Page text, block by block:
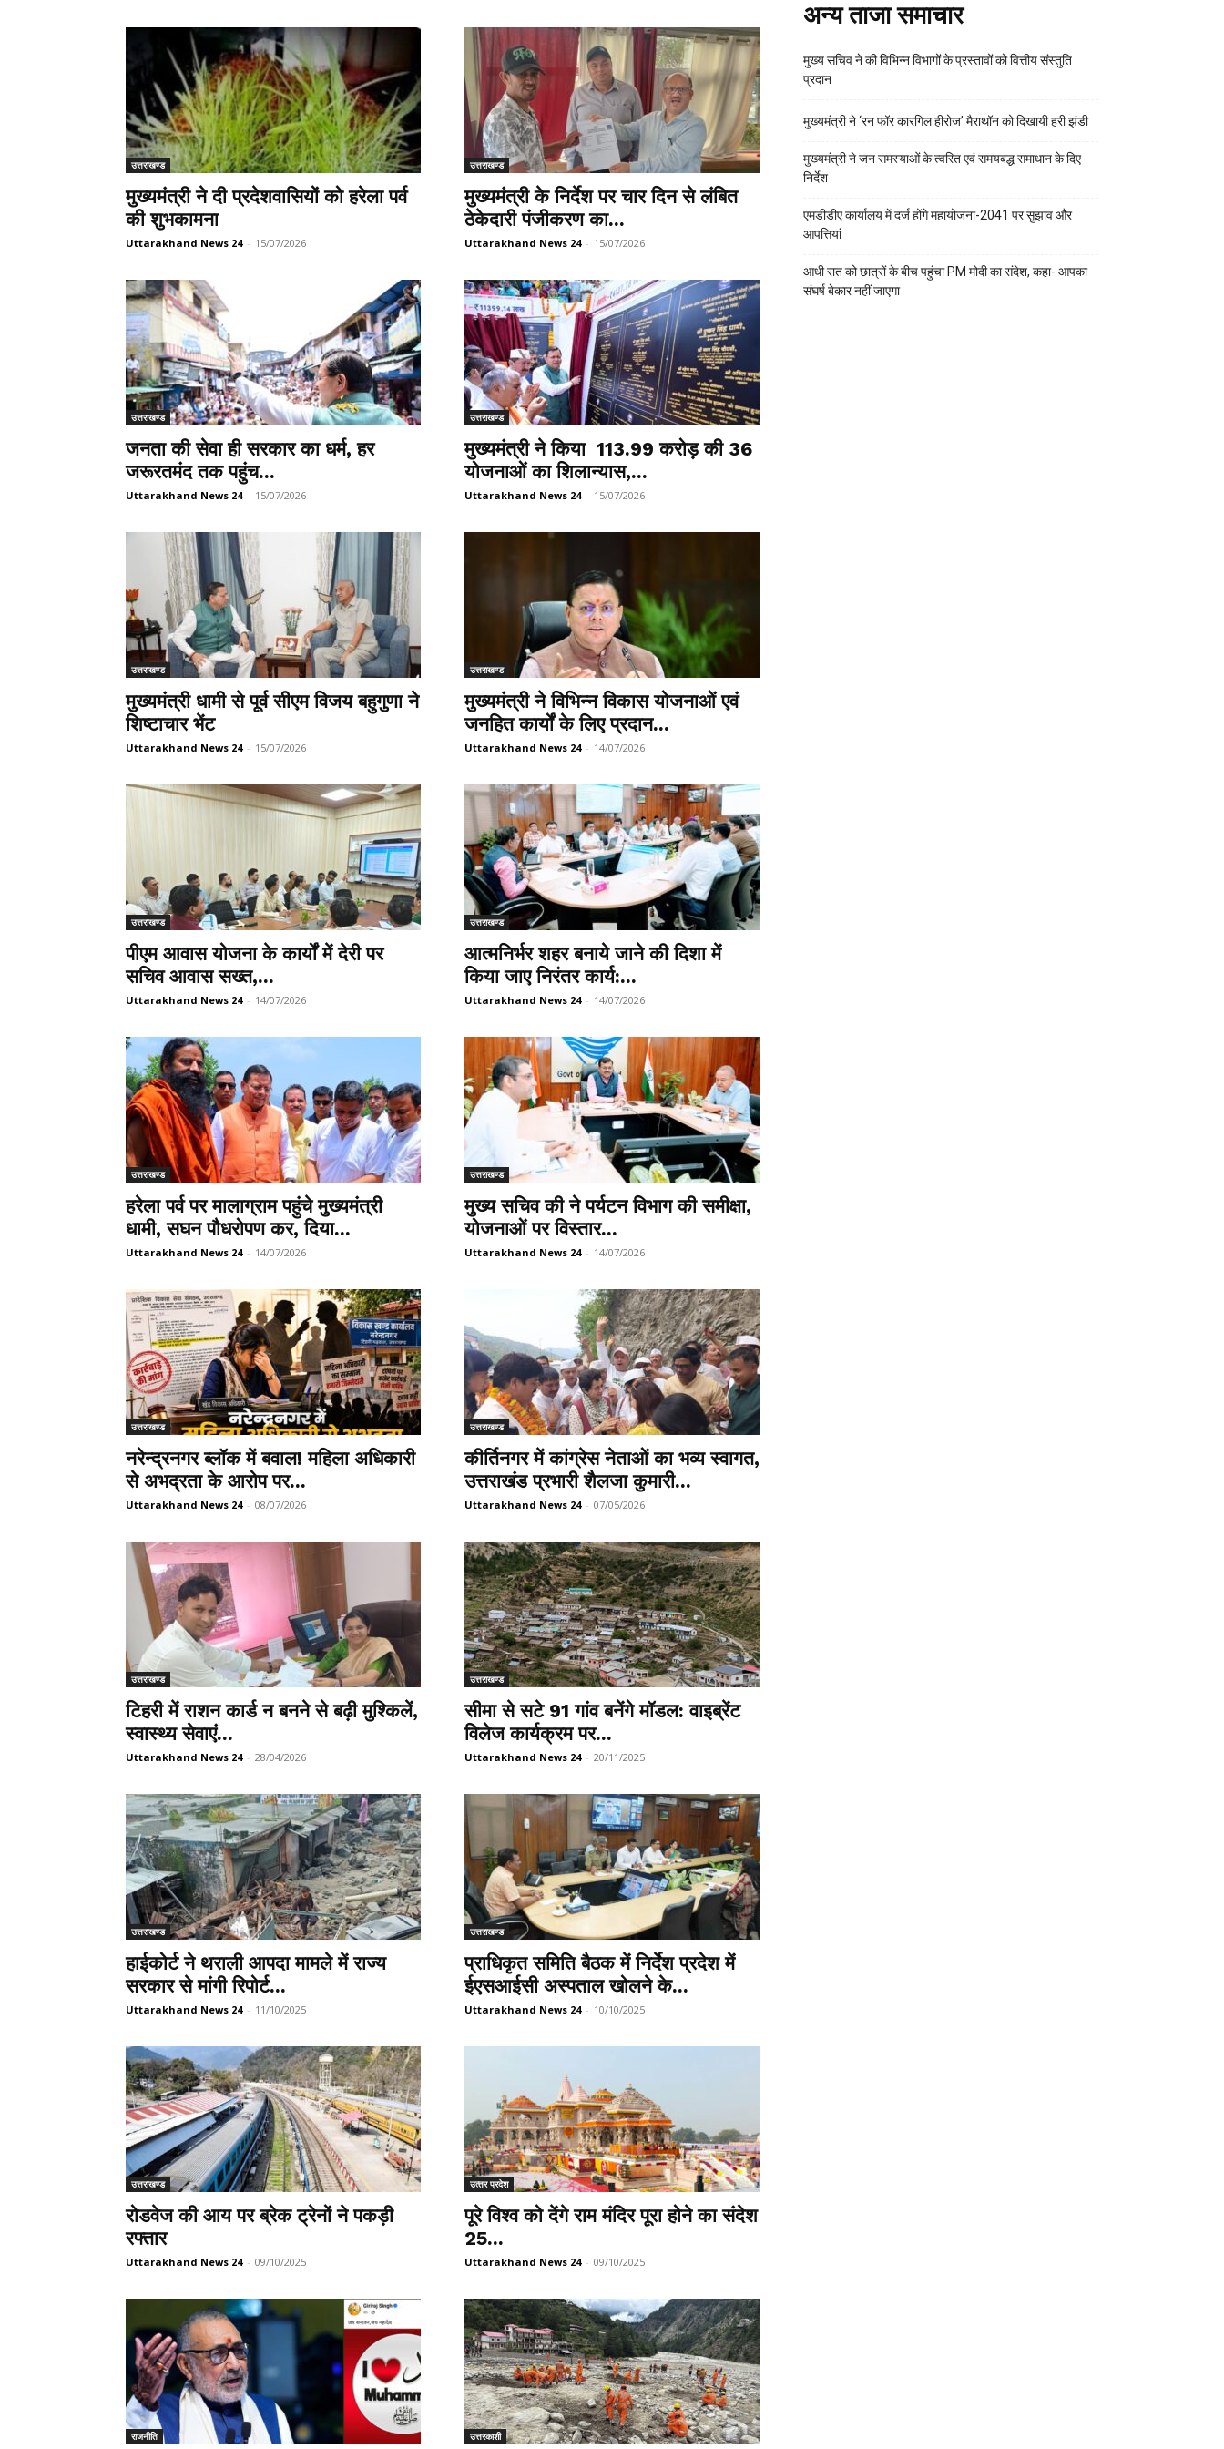
उत्तराखण्ड
मुख्यमंत्री ने दी प्रदेशवासियों को हरेला पर्व
की शुभकामना
Uttarakhand News 24 - 15/07/2026
उत्तराखण्ड
मुख्यमंत्री के निर्देश पर चार दिन से लंबित
ठेकेदारी पंजीकरण का...
Uttarakhand News 24 - 15/07/2026
उत्तराखण्ड
जनता की सेवा ही सरकार का धर्म, हर
जरूरतमंद तक पहुंच...
Uttarakhand News 24 - 15/07/2026
उत्तराखण्ड
मुख्यमंत्री ने किया ₹ 113.99 करोड़ की 36
योजनाओं का शिलान्यास,...
Uttarakhand News 24 - 15/07/2026
उत्तराखण्ड
मुख्यमंत्री धामी से पूर्व सीएम विजय बहुगुणा ने
शिष्टाचार भेंट
Uttarakhand News 24 - 15/07/2026
उत्तराखण्ड
मुख्यमंत्री ने विभिन्न विकास योजनाओं एवं
जनहित कार्यों के लिए प्रदान...
Uttarakhand News 24 - 14/07/2026
उत्तराखण्ड
पीएम आवास योजना के कार्यों में देरी पर
सचिव आवास सख्त,...
Uttarakhand News 24 - 14/07/2026
उत्तराखण्ड
आत्मनिर्भर शहर बनाये जाने की दिशा में
किया जाए निरंतर कार्य:...
Uttarakhand News 24 - 14/07/2026
उत्तराखण्ड
हरेला पर्व पर मालाग्राम पहुंचे मुख्यमंत्री
धामी, सघन पौधरोपण कर, दिया...
Uttarakhand News 24 - 14/07/2026
उत्तराखण्ड
मुख्य सचिव की ने पर्यटन विभाग की समीक्षा,
योजनाओं पर विस्तार...
Uttarakhand News 24 - 14/07/2026
उत्तराखण्ड
नरेन्द्रनगर ब्लॉक में बवाल! महिला अधिकारी
से अभद्रता के आरोप पर...
Uttarakhand News 24 - 08/07/2026
उत्तराखण्ड
कीर्तिनगर में कांग्रेस नेताओं का भव्य स्वागत,
उत्तराखंड प्रभारी शैलजा कुमारी...
Uttarakhand News 24 - 07/05/2026
उत्तराखण्ड
टिहरी में राशन कार्ड न बनने से बढ़ी मुश्किलें,
स्वास्थ्य सेवाएं...
Uttarakhand News 24 - 28/04/2026
उत्तराखण्ड
सीमा से सटे 91 गांव बनेंगे मॉडल: वाइब्रेंट
विलेज कार्यक्रम पर...
Uttarakhand News 24 - 20/11/2025
उत्तराखण्ड
हाईकोर्ट ने थराली आपदा मामले में राज्य
सरकार से मांगी रिपोर्ट...
Uttarakhand News 24 - 11/10/2025
उत्तराखण्ड
प्राधिकृत समिति बैठक में निर्देश प्रदेश में
ईएसआईसी अस्पताल खोलने के...
Uttarakhand News 24 - 10/10/2025
उत्तराखण्ड
रोडवेज की आय पर ब्रेक ट्रेनों ने पकड़ी
रफ्तार
Uttarakhand News 24 - 09/10/2025
उत्‍तर प्रदेश
पूरे विश्व को देंगे राम मंदिर पूरा होने का संदेश
25...
Uttarakhand News 24 - 09/10/2025
राजनीति उत्तरकाशी
अन्य ताजा समाचार
मुख्य सचिव ने की विभिन्न विभागों के प्रस्तावों को वित्तीय संस्तुति
प्रदान
मुख्यमंत्री ने ‘रन फॉर कारगिल हीरोज’ मैराथॉन को दिखायी हरी झंडी
मुख्यमंत्री ने जन समस्याओं के त्वरित एवं समयबद्ध समाधान के दिए
निर्देश
एमडीडीए कार्यालय में दर्ज होंगे महायोजना-2041 पर सुझाव और
आपत्तियां
आधी रात को छात्रों के बीच पहुंचा PM मोदी का संदेश, कहा- आपका
संघर्ष बेकार नहीं जाएगा